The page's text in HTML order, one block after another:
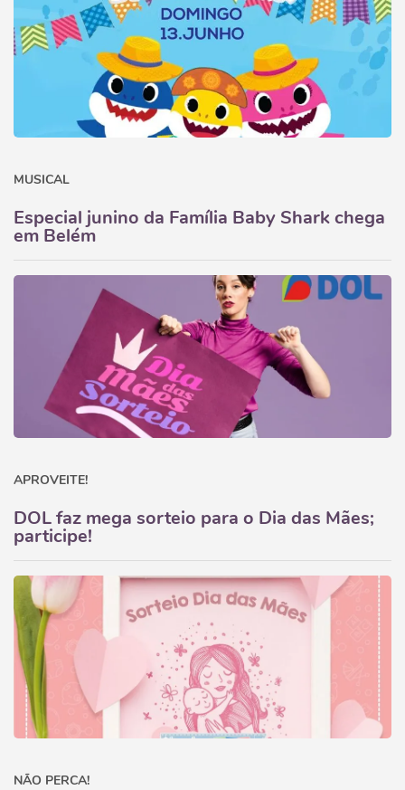
MUSICAL
Especial junino da Família Baby Shark chega
em Belém
APROVEITE!
DOL faz mega sorteio para o Dia das Mães;
participe!
NÃO PERCA!